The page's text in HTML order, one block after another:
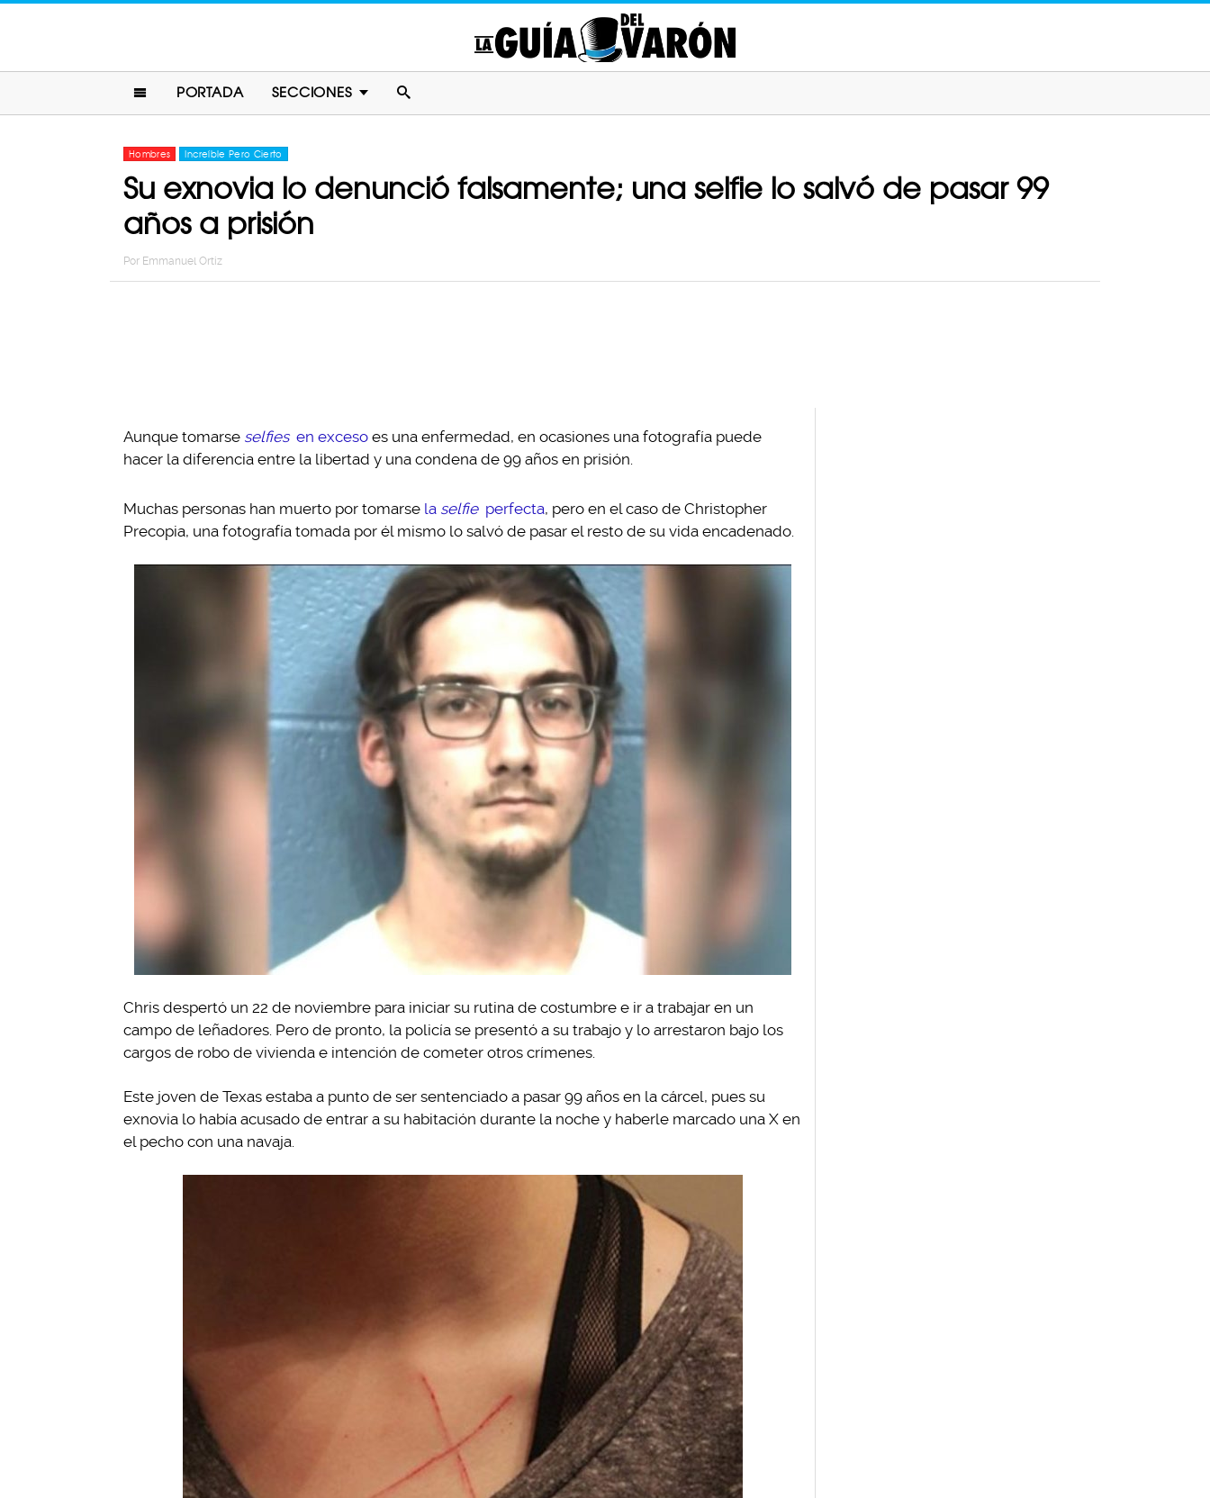
PORTADA SECCIONES
Hombres Increíble Pero Cierto
Su exnovia lo denunció falsamente; una selfie lo salvó de pasar 99
años a prisión
Por Emmanuel Ortiz
Aunque tomarse selfies en excesoes una enfermedad, en ocasiones una fotografía puede
hacer la diferencia entre la libertad y una condena de 99 años en prisión.
Muchas personas han muerto por tomarse la selfie perfecta, pero en el caso de Christopher
Precopia, una fotografía tomada por él mismo lo salvó de pasar el resto de su vida encadenado.
Chris despertó un 22 de noviembre para iniciar su rutina de costumbre e ir a trabajar en un
campo de leñadores. Pero de pronto, la policía se presentó a su trabajo y lo arrestaron bajo los
cargos de robo de vivienda e intención de cometer otros crímenes.
Este joven de Texas estaba a punto de ser sentenciado a pasar 99 años en la cárcel, pues su
exnovia lo había acusado de entrar a su habitación durante la noche y haberle marcado una X en
el pecho con una navaja.